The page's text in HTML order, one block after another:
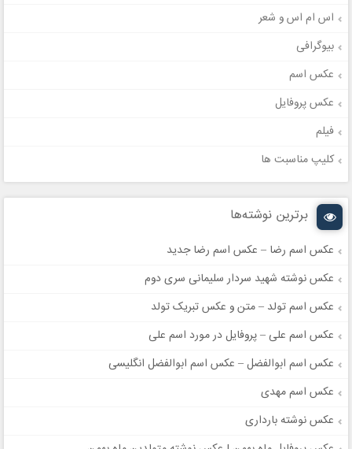
اس ام اس و شعر
بیوگرافی
عکس اسم
عکس پروفایل
فیلم
کلیپ مناسبت ها
برترین نوشته‌ها
عکس اسم رضا – عکس اسم رضا جدید
عکس نوشته شهید سردار سلیمانی سری دوم
عکس اسم تولد – متن و عکس تبریک تولد
عکس اسم علی – پروفایل در مورد اسم علی
عکس اسم ابوالفضل – عکس اسم ابوالفضل انگلیسی
عکس اسم مهدی
عکس نوشته بارداری